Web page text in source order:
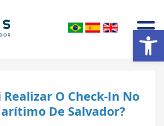
Abrir a barra de ferramentas
O Check-In No
De Salvador?